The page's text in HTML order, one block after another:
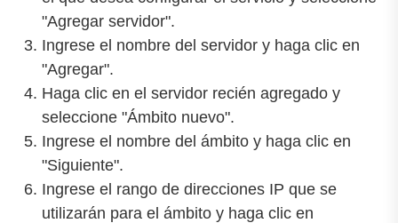
"Agregar servidor".
Ingrese el nombre del servidor y haga clic en
"Agregar".
Haga clic en el servidor recién agregado y
seleccione "Ámbito nuevo".
Ingrese el nombre del ámbito y haga clic en
"Siguiente".
Ingrese el rango de direcciones IP que se
utilizarán para el ámbito y haga clic en